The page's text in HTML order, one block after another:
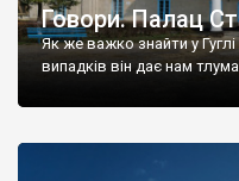
Говори. Палац
Як же важко знайти у
випадків він дає нам